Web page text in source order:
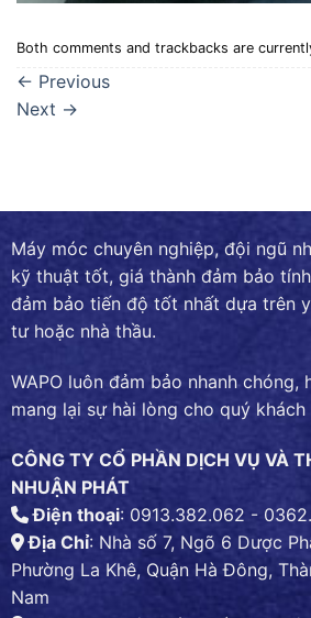
Both comments and trackbacks are
← Previous
Next →
Máy móc chuyên nghiệp, đội ngũ
kỹ thuật tốt, giá thành đảm bảo
đảm bảo tiến độ tốt nhất dựa trên
tư hoặc nhà thầu.
WAPO luôn đảm bảo nhanh chóng,
mang lại sự hài lòng cho quý khách
CÔNG TY CỔ PHẦN DỊCH VỤ VÀ
NHUẬN PHÁT
Điện thoại: 0913.382.062 -
Địa Chỉ: Nhà số 7, Ngõ 6 Dược
Phường La Khê, Quận Hà Đông,
Nam